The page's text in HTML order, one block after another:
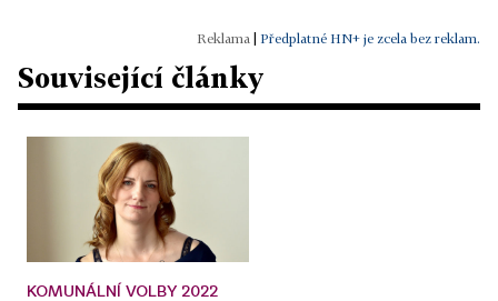
Předplatné HN+ je zcela bez reklam.
Související články
KOMUNÁLNÍ VOLBY 2022